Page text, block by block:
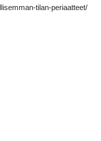
tilan-periaatteet/